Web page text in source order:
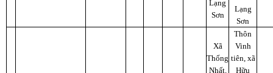
Lạng
Sơn
Lạng
Sơn
Xã
Thống
Nhất,
Thôn
Vinh
tiên, xã
Hữu